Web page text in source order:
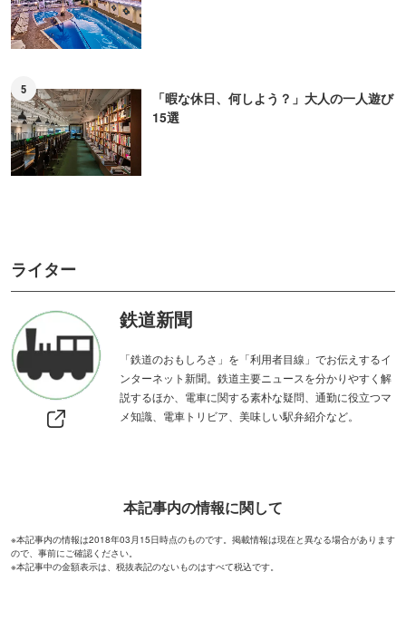
5
「暇な休日、何しよう？」大人の一人遊び
15選
ライター
鉄道新聞
「鉄道のおもしろさ」を「利用者目線」でお伝えするイ
ンターネット新聞。鉄道主要ニュースを分かりやすく解
説するほか、電車に関する素朴な疑問、通勤に役立つマ
メ知識、電車トリビア、美味しい駅弁紹介など。
本記事内の情報に関して
※本記事内の情報は2018年03月15日時点のものです。掲載情報は現在と異なる場合があります
ので、事前にご確認ください。
※本記事中の金額表示は、税抜表記のないものはすべて税込です。